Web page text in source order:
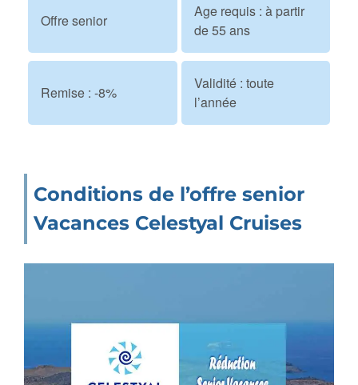
Offre senior
Age requis : à partir
de 55 ans
Remise : -8%
Validité : toute
l’année
Conditions de l’offre senior
Vacances Celestyal Cruises